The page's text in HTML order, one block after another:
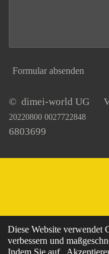
Diese Website verwendet
verbessern und
Indem Sie auf
Formular absenden
© dimei-world UG
20220800 0027722848
6803699